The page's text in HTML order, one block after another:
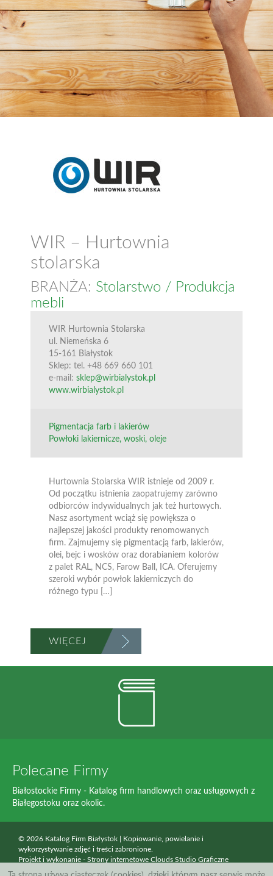
WIR – Hurtownia
stolarska
BRANŻA: Stolarstwo / Produkcja
mebli
WIR Hurtownia Stolarska
ul. Niemeńska 6
15-161 Białystok
Sklep: tel. +48 669 660 101
e-mail: sklep@wirbialystok.pl
www.wirbialystok.pl
Pigmentacja farb i lakierów
Powłoki lakiernicze, woski, oleje
Hurtownia Stolarska WIR istnieje od 2009 r.
Od początku istnienia zaopatrujemy zarówno
odbiorców indywidualnych jak też hurtowych.
Nasz asortyment wciąż się powiększa o
najlepszej jakości produkty renomowanych
firm. Zajmujemy się pigmentacją farb, lakierów,
olei, bejc i wosków oraz dorabianiem kolorów
z palet RAL, NCS, Farow Ball, ICA. Oferujemy
szeroki wybór powłok lakierniczych do
różnego typu […]
WIĘCEJ
Polecane Firmy
Białostockie Firmy - Katalog firm handlowych oraz usługowych z
Białegostoku oraz okolic.
© 2026 Katalog Firm Białystok | Kopiowanie, powielanie i
wykorzystywanie zdjęć i treści zabronione.
Projekt i wykonanie - Strony internetowe Clouds Studio Graficzne